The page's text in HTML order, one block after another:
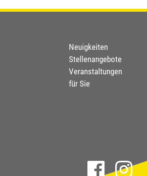
Footer
menu
Neuigkeiten
Stellenangebote
Veranstaltungen
für Sie